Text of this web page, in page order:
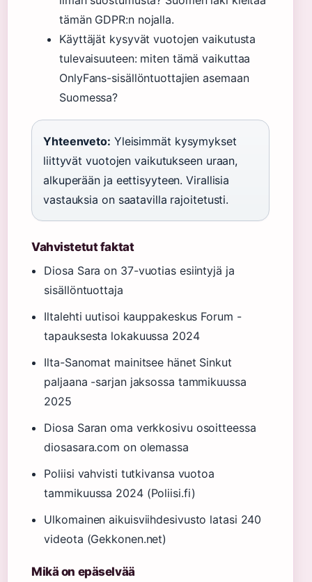
tämän GDPR:n nojalla.
Käyttäjät kysyvät vuotojen vaikutusta
tulevaisuuteen: miten tämä vaikuttaa
OnlyFans-sisällöntuottajien asemaan
Suomessa?
Yhteenveto: Yleisimmät kysymykset
liittyvät vuotojen vaikutukseen uraan,
alkuperään ja eettisyyteen. Virallisia
vastauksia on saatavilla rajoitetusti.
Vahvistetut faktat
Diosa Sara on 37-vuotias esiintyjä ja
sisällöntuottaja
Iltalehti uutisoi kauppakeskus Forum -
tapauksesta lokakuussa 2024
Ilta-Sanomat mainitsee hänet Sinkut
paljaana -sarjan jaksossa tammikuussa
2025
Diosa Saran oma verkkosivu osoitteessa
diosasara.com on olemassa
Poliisi vahvisti tutkivansa vuotoa
tammikuussa 2024 (Poliisi.fi)
Ulkomainen aikuisviihdesivusto latasi 240
videota (Gekkonen.net)
Mikä on epäselvää